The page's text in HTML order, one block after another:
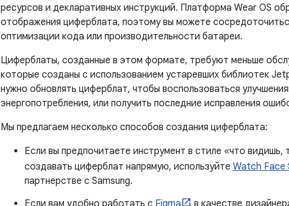
ресурсов и декларативных инструкций. Платформа Wear OS
отображения циферблата, поэтому вы можете
оптимизации кода или производительности батареи.
Циферблаты, созданные в этом формате, требуют меньше
которые созданы с использованием устаревших библиотек
нужно обновлять циферблат, чтобы воспользоваться
энергопотребления, или получить последние исправления
Мы предлагаем несколько способов создания циферблата:
Если вы предпочитаете инструмент в стиле «что
создавать циферблат напрямую, используйте Watch Face
партнерстве с Samsung.
Если вам удобно работать с Figma
в качестве